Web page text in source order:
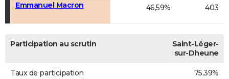
Emmanuel Macron 46,59% 403
Participation au scrutin
Saint-Léger-
sur-Dheune
Taux de participation 75,39%